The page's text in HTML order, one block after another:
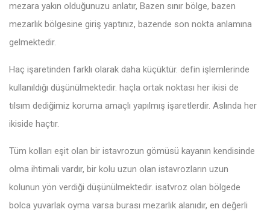
mezara yakın olduğunuzu anlatır, Bazen sınır bölge, bazen
mezarlık bölgesine giriş yaptınız, bazende son nokta anlamına
gelmektedir.
Haç işaretinden farklı olarak daha küçüktür. defin işlemlerinde
kullanıldığı düşünülmektedir. haçla ortak noktası her ikisi de
tılsım dediğimiz koruma amaçlı yapılmış işaretlerdir. Aslında her
ikiside haçtır.
Tüm kolları eşit olan bir istavrozun gömüsü kayanın kendisinde
olma ihtimali vardır, bir kolu uzun olan istavrozların uzun
kolunun yön verdiği düşünülmektedir. isatvroz olan bölgede
bolca yuvarlak oyma varsa burası mezarlık alanıdır, en değerli